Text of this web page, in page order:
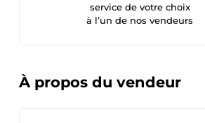
service de votre choix
à l’un de nos vendeurs
À propos du vendeur